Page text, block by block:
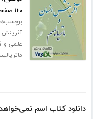
۱۲۰ صفحه
آفرینش
علمی و
دانلود کتاب اسم نمی‌خواهد